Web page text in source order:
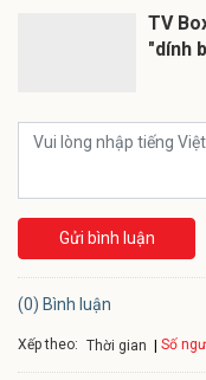
TV
"dính
Gửi bình luận
(0) Bình luận
Xếp theo: Thời gian Số